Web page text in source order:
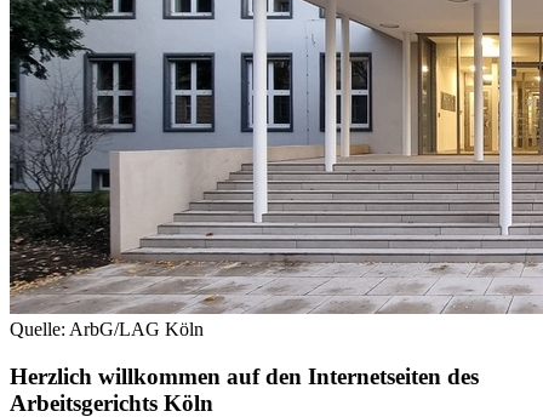
Quelle: ArbG/LAG Köln
Herzlich willkommen auf den Internetseiten des
Arbeitsgerichts Köln